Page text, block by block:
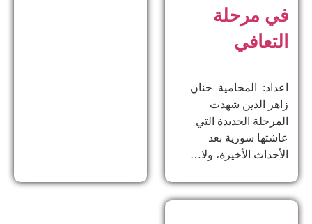
في مرحلة
التعافي
اعداد: المحامية حنان
زاهر الدين ​شهدت
المرحلة الجديدة التي
عاشتها سورية بعد
الأحداث الأخيرة، ولا…